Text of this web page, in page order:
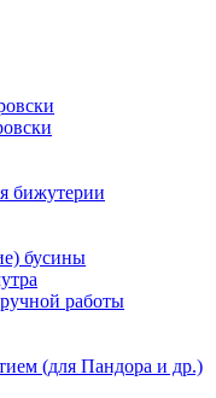
бижутерии
бусины
работы
(для Пандора и др.)